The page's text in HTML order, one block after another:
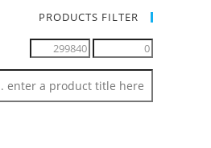
PRODUCTS FILTER